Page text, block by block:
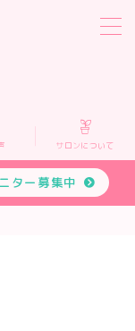
サロンについて
ター募集中